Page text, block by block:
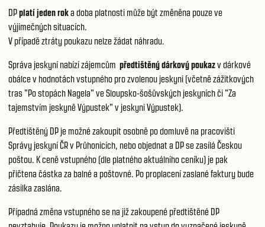
DPplatí jeden roka doba platnosti může být změněna pouze ve
výjimečných situacích.
V případě ztráty poukazu nelze žádat náhradu.
Správa jeskyní nabízí zájemcům předtištěný dárkový poukazv dárkové
obálce v hodnotách vstupného pro zvolenou jeskyni (včetně zážitkových
tras "Po stopách Nagela" ve Sloupsko-šošůvských jeskyních či "Za
tajemstvím jeskyně Výpustek" v jeskyni Výpustek).
Předtištěný DP je možné zakoupit osobně po domluvě na pracovišti
Správy jeskyní ČR v Průhonicích, nebo objednat a DP se zasílá Českou
poštou. K ceně vstupného (dle platného aktuálního ceníku) je pak
přičtena částka za balné a poštovné. Po proplacení zaslané faktury bude
zásilka zaslána.
Případná změna vstupného se na již zakoupené předtištěné DP